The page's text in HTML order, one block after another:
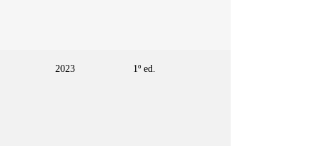
2023 1º ed.